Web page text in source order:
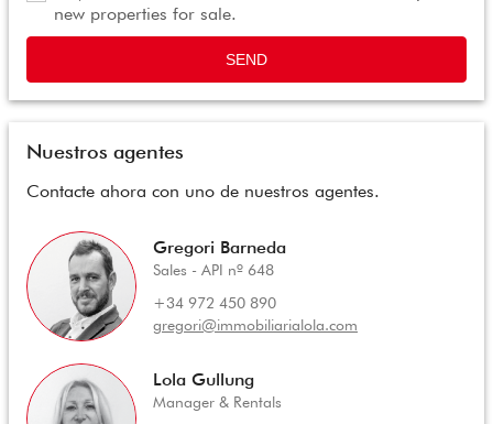
new properties for sale.
SEND
Nuestros agentes
Contacte ahora con uno de nuestros agentes.
Gregori Barneda
Sales - API nº 648
+34 972 450 890
gregori@immobiliarialola.com
Lola Gullung
Manager & Rentals